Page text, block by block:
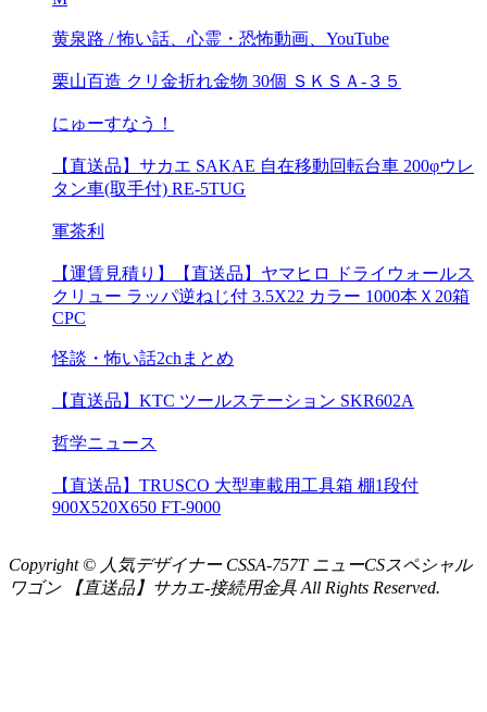
黄泉路 / 怖い話、心霊・恐怖動画、YouTube
栗山百造 クリ金折れ金物 30個 ＳＫＳＡ-３５
にゅーすなう！
【直送品】サカエ SAKAE 自在移動回転台車 200φウレ
タン車(取手付) RE-5TUG
軍茶利
【運賃見積り】【直送品】ヤマヒロ ドライウォールス
クリュー ラッパ逆ねじ付 3.5X22 カラー 1000本Ｘ20箱
CPC
怪談・怖い話2chまとめ
【直送品】KTC ツールステーション SKR602A
哲学ニュース
【直送品】TRUSCO 大型車載用工具箱 棚1段付
900X520X650 FT-9000
Copyright © 人気デザイナー CSSA-757T ニューCSスペシャル
ワゴン 【直送品】サカエ-接続用金具 All Rights Reserved.